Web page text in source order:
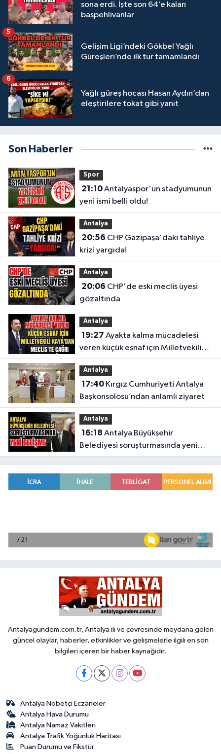
sona erdi. İşte son 64’e kalan
başpehlivanlar
Gelişim Ligi’ndeki Gökbel Yağlı
Güreşleri’nde ilk tur tamamlandı
5
Yağlı güreş hocası Hasan Aydın’dan
eleştirilere tokat gibi yanıt
6
Son Haberler
Spor
21:10Antalyaspor'un stadyumunun
yeni ismi belli oldu!
Antalya
20:56
krizi yargıda!
Antalya
20:06
gözaltında
Antalya
19:27
veren küçük esnaf için Milletvekili
Kaya'dan Meclis'te çağrı
Antalya
17:40Kırgız Cumhuriyeti Antalya
Başkonsolosu’ndan anlamlı ziyaret
Antalya
16:18
Belediyesi soruşturmasında yeni
gelişme
Antalyagundem.com.tr, Antalya ili ve çevresinde meydana gelen
güncel olaylar, haberler, etkinlikler ve gelişmelerle ilgili en son
bilgileri içeren bir haber kaynağıdır.
Antalya Nöbetçi Eczaneler
Antalya Hava Durumu
Antalya Namaz Vakitleri
Antalya Trafik Yoğunluk Haritası
Puan Durumu ve Fikstür